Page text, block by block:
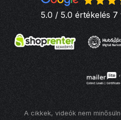
5.0 / 5.0 értékelés 7
A cikkek, videók nem